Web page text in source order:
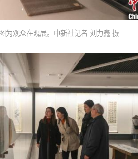
图为观众在观展。中新社记者 刘力鑫 摄